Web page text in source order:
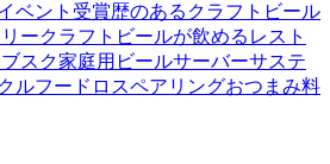
ベント 受賞歴のあるクラフトビール
ークラフトビールが飲めるレスト
スク家庭用ビールサーバーサステ
ルフードロスペアリングおつまみ料